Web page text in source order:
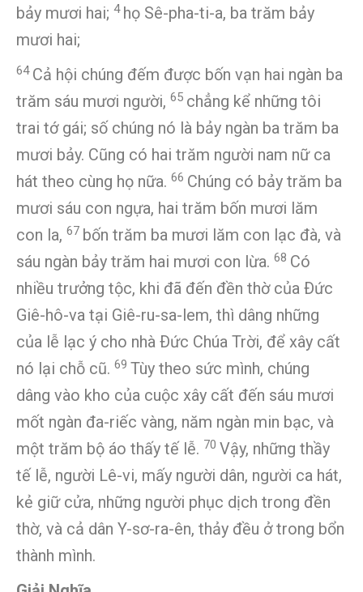
bảy mươi hai; 4 họ Sê-pha-ti-a, ba trăm bảy
mươi hai;
64 Cả hội chúng đếm được bốn vạn hai ngàn ba
trăm sáu mươi người, 65 chẳng kể những tôi
trai tớ gái; số chúng nó là bảy ngàn ba trăm ba
mươi bảy. Cũng có hai trăm người nam nữ ca
hát theo cùng họ nữa. 66 Chúng có bảy trăm ba
mươi sáu con ngựa, hai trăm bốn mươi lăm
con la, 67 bốn trăm ba mươi lăm con lạc đà, và
sáu ngàn bảy trăm hai mươi con lừa. 68 Có
nhiều trưởng tộc, khi đã đến đền thờ của Ðức
Giê-hô-va tại Giê-ru-sa-lem, thì dâng những
của lễ lạc ý cho nhà Ðức Chúa Trời, để xây cất
nó lại chỗ cũ. 69 Tùy theo sức mình, chúng
dâng vào kho của cuộc xây cất đến sáu mươi
mốt ngàn đa-riếc vàng, năm ngàn min bạc, và
một trăm bộ áo thấy tế lễ. 70 Vậy, những thầy
tế lễ, người Lê-vi, mấy người dân, người ca hát,
kẻ giữ cửa, những người phục dịch trong đền
thờ, và cả dân Y-sơ-ra-ên, thảy đều ở trong bổn
thành mình.